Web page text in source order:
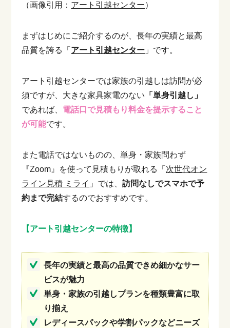
（画像引用： アート引越センター）
まずはじめにご紹介するのが、長年の実績と最高
品質を誇る「 アート引越センター 」です。
アート引越センターでは家族の引越しは訪問が必
須ですが、大きな家具家電のない 「単身引越し」
であれば、 電話口で見積もり料金を提示すること
が可能です。
また電話ではないものの、単身・家族問わず
『Zoom』を使って見積もりが取れる「 次世代オン
ライン見積 ミライ 」では、訪問なしでスマホで予
約まで完結するのでおすすめです。
【アート引越センターの特徴】
長年の実績と最高の品質できめ細かなサー
ビスが魅力
単身・家族の引越しプランを種類豊富に取
り揃え
レディースパックや学割パックなどニーズ